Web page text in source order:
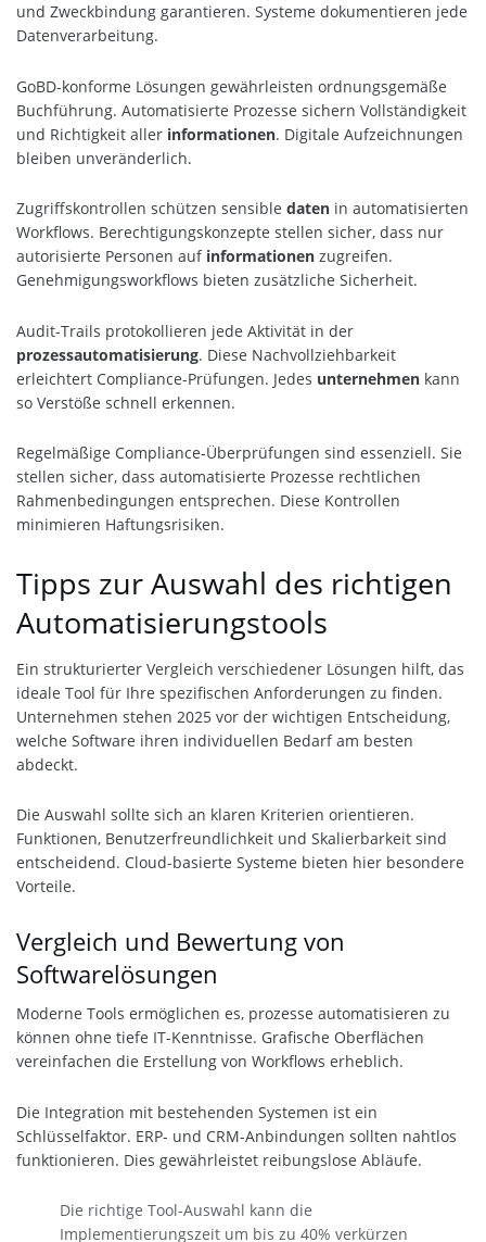
und Zweckbindung garantieren. Systeme dokumentieren jede
Datenverarbeitung.
GoBD-konforme Lösungen gewährleisten ordnungsgemäße
Buchführung. Automatisierte Prozesse sichern Vollständigkeit
und Richtigkeit aller informationen. Digitale Aufzeichnungen
bleiben unveränderlich.
Zugriffskontrollen schützen sensible daten in automatisierten
Workflows. Berechtigungskonzepte stellen sicher, dass nur
autorisierte Personen auf informationen zugreifen.
Genehmigungsworkflows bieten zusätzliche Sicherheit.
Audit-Trails protokollieren jede Aktivität in der
prozessautomatisierung. Diese Nachvollziehbarkeit
erleichtert Compliance-Prüfungen. Jedes unternehmen kann
so Verstöße schnell erkennen.
Regelmäßige Compliance-Überprüfungen sind essenziell. Sie
stellen sicher, dass automatisierte Prozesse rechtlichen
Rahmenbedingungen entsprechen. Diese Kontrollen
minimieren Haftungsrisiken.
Tipps zur Auswahl des richtigen
Automatisierungstools
Ein strukturierter Vergleich verschiedener Lösungen hilft, das
ideale Tool für Ihre spezifischen Anforderungen zu finden.
Unternehmen stehen 2025 vor der wichtigen Entscheidung,
welche Software ihren individuellen Bedarf am besten
abdeckt.
Die Auswahl sollte sich an klaren Kriterien orientieren.
Funktionen, Benutzerfreundlichkeit und Skalierbarkeit sind
entscheidend. Cloud-basierte Systeme bieten hier besondere
Vorteile.
Vergleich und Bewertung von
Softwarelösungen
Moderne Tools ermöglichen es, prozesse automatisieren zu
können ohne tiefe IT-Kenntnisse. Grafische Oberflächen
vereinfachen die Erstellung von Workflows erheblich.
Die Integration mit bestehenden Systemen ist ein
Schlüsselfaktor. ERP- und CRM-Anbindungen sollten nahtlos
funktionieren. Dies gewährleistet reibungslose Abläufe.
Die richtige Tool-Auswahl kann die
Implementierungszeit um bis zu 40% verkürzen